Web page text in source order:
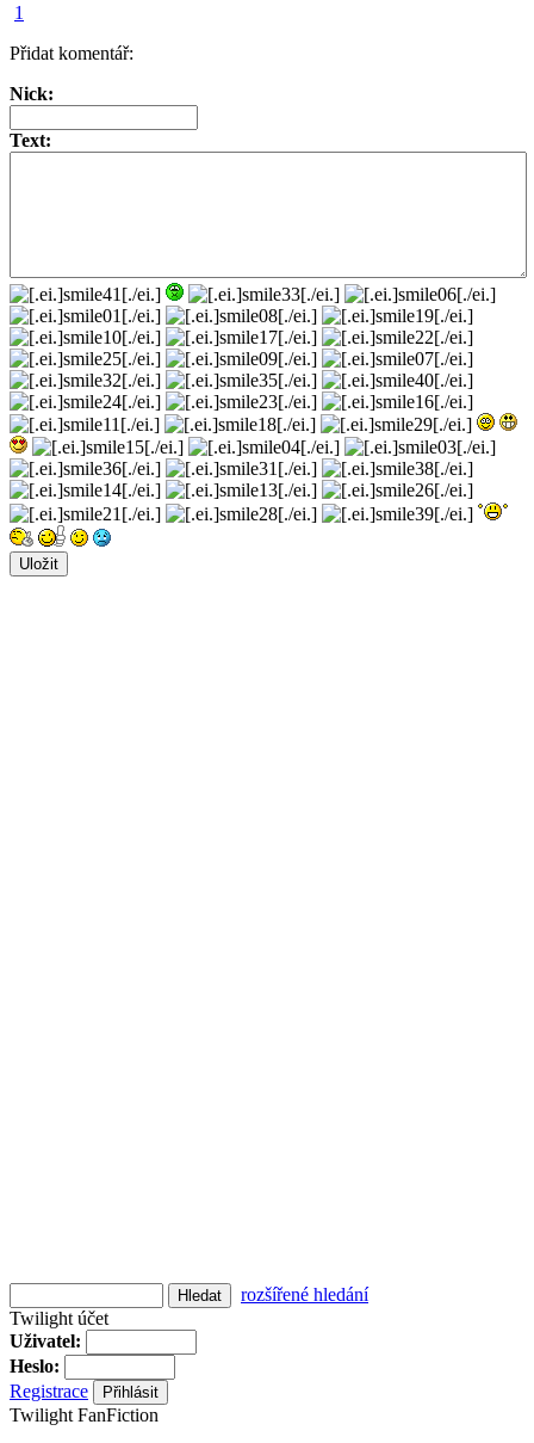
1
Přidat komentář:
Nick:
Text:
rozšířené hledání
Twilight účet
Uživatel:
Heslo:
Registrace
Twilight FanFiction